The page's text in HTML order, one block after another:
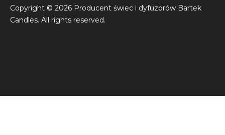
Copyright © 2026 Producent świec i dyfuzorów Bartek
Candles. All rights reserved.